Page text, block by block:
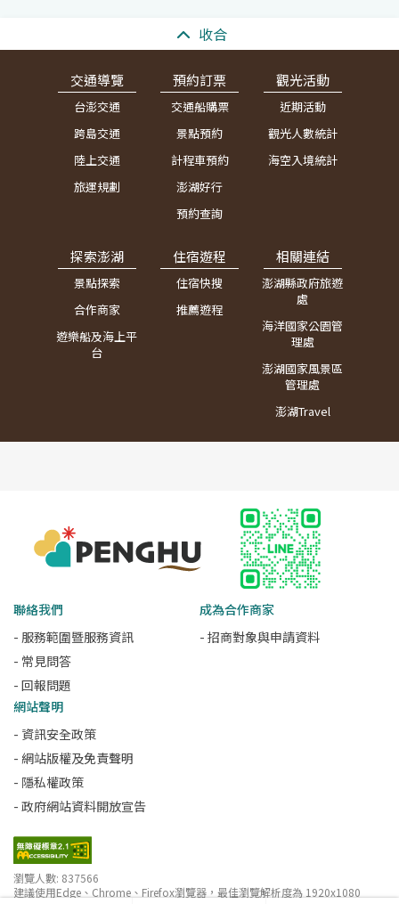
收合
交通導覽
台澎交通
跨島交通
陸上交通
旅運規劃
預約訂票
交通船購票
景點預約
計程車預約
澎湖好行
預約查詢
觀光活動
近期活動
觀光人數統計
海空入境統計
探索澎湖
景點探索
合作商家
遊樂船及海上平
台
住宿遊程
住宿快搜
推薦遊程
相關連結
澎湖縣政府旅遊
處
海洋國家公園管
理處
澎湖國家風景區
管理處
澎湖Travel
聯絡我們
- 服務範圍暨服務資訊
- 常見問答
- 回報問題
成為合作商家
- 招商對象與申請資料
網站聲明
- 資訊安全政策
- 網站版權及免責聲明
- 隱私權政策
- 政府網站資料開放宣告
瀏覽人數: 837566
建議使用Edge、Chrome、Firefox瀏覽器，最佳瀏覽解析度為 1920x1080